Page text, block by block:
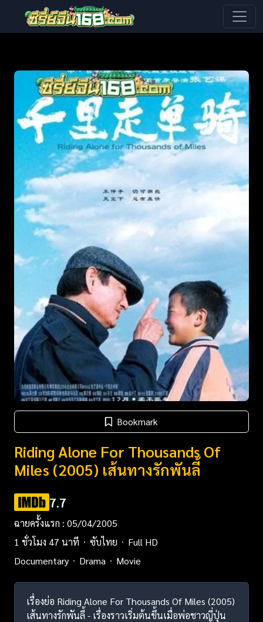
Bookmark
Riding Alone For Thousands Of
Miles (2005) เส้นทางรักพันลี้
7.7
ฉายครั้งแรก : 05/04/2005
1 ชั่วโมง 47 นาที
ซับไทย
Full HD
Documentary
Drama Movie
เรื่องย่อ Riding Alone For Thousands Of Miles (2005)
เส้นทางรักพันลี้ - เรื่องราวเริ่มต้นขึ้นเมื่อพ่อชาวญี่ปุ่น